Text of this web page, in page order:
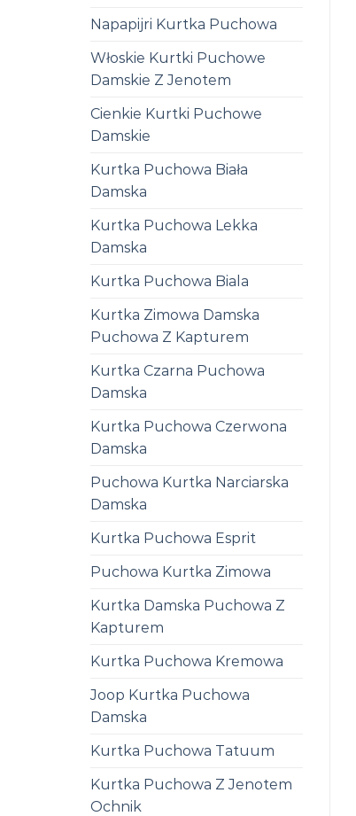
Napapijri Kurtka Puchowa
Włoskie Kurtki Puchowe
Damskie Z Jenotem
Cienkie Kurtki Puchowe
Damskie
Kurtka Puchowa Biała
Damska
Kurtka Puchowa Lekka
Damska
Kurtka Puchowa Biala
Kurtka Zimowa Damska
Puchowa Z Kapturem
Kurtka Czarna Puchowa
Damska
Kurtka Puchowa Czerwona
Damska
Puchowa Kurtka Narciarska
Damska
Kurtka Puchowa Esprit
Puchowa Kurtka Zimowa
Kurtka Damska Puchowa Z
Kapturem
Kurtka Puchowa Kremowa
Joop Kurtka Puchowa
Damska
Kurtka Puchowa Tatuum
Kurtka Puchowa Z Jenotem
Ochnik